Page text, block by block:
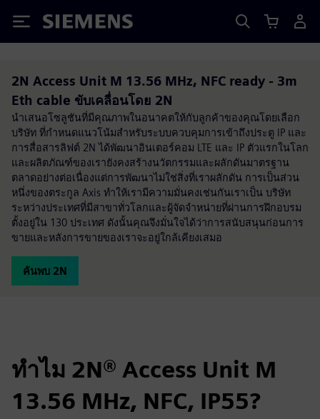
Siemens
2N Access Unit M 13.56 MHz, NFC ready - 3m
Eth cable ขับเคลื่อนโดย 2N
นำเสนอโซลูชันที่มีคุณภาพในอนาคตให้กับลูกค้าของคุณโดยเลือก
บริษัท ที่กำหนดแนวโน้มสำหรับระบบควบคุมการเข้าถึงประตู IP และ
การสื่อสารลิฟต์ 2N ได้พัฒนาอินเตอร์คอม LTE และ IP ตัวแรกในโลก
และผลิตภัณฑ์ของเรายังคงสร้างนวัตกรรมและผลักดันมาตรฐาน
ตลาดอย่างต่อเนื่องแต่การพัฒนาไม่ใช่สิ่งที่เราผลักดัน การเป็นส่วน
หนึ่งของตระกูล Axis ทำให้เรามีความมั่นคงเช่นกันเราเป็น บริษัท
ระหว่างประเทศที่มีสาขาทั่วโลกและผู้จัดจำหน่ายที่ผ่านการฝึกอบรม
ตั้งอยู่ใน 130 ประเทศ ดังนั้นคุณจึงมั่นใจได้ว่าการสนับสนุนก่อนการ
ขายและหลังการขายของเราจะอยู่ใกล้เคียงเสมอ
ค้นพบ 2N
ทำไม 2N® Access Unit M
13.56 MHz, NFC, IP55?